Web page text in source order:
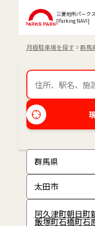
三菱地所パーク
[Parking NAVI]
月極駐車場を探す 群馬
阿久津町朝日町
飯塚町石橋町石